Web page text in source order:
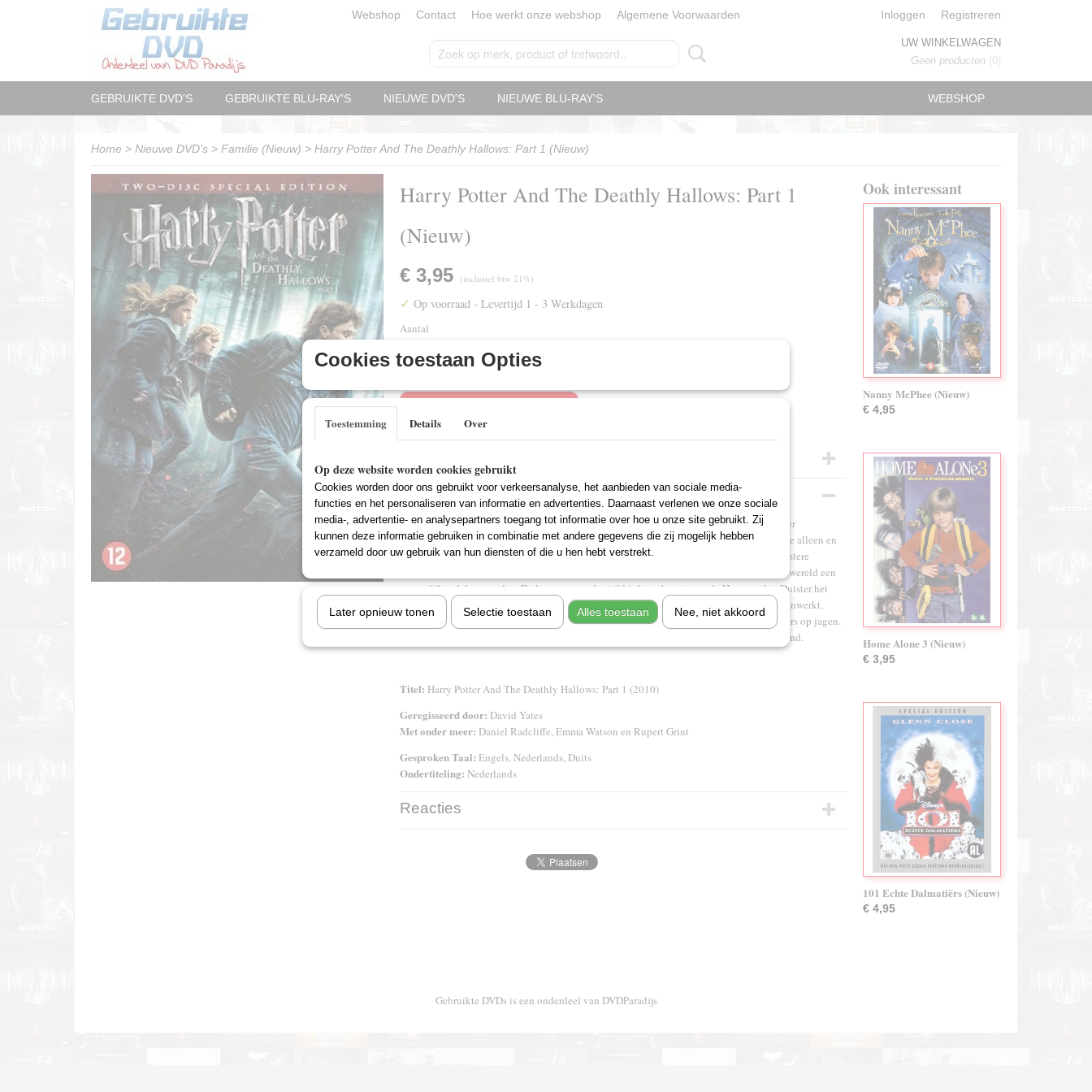
Webshop Contact Hoe werkt onze webshop Algemene Voorwaarden Inloggen Registreren
UW WINKELWAGEN
Geen producten (0)
WEBSHOP
GEBRUIKTE DVD'S GEBRUIKTE BLU-RAY'S NIEUWE DVD'S NIEUWE BLU-RAY'S
Home > Nieuwe DVD's > Familie (Nieuw) > Harry Potter And The Deathly Hallows: Part 1 (Nieuw)
Harry Potter And The Deathly Hallows: Part 1
(Nieuw)
€ 3,95 (inclusief btw 21%)
✓ Op voorraad - Levertijd 1 - 3 Werkdagen
Aantal
EAN code 5051888073636
Omschrijving
Harry, Ron en Hermelien beginnen aan hun levensgevaarlijke missie om het geheim achter
Voldemorts onsterfelijkheid en macht te vinden en vernietigen - de Gruzielementen. Nu ze alleen en
op de vlucht zijn, moeten de vrienden meer dan ooit op elkaar vertrouwen… maar de Duistere
Krachten die hen omgeven, dreigen hen uit elkaar te drijven. Ondertussen is de tovenaarswereld een
gevaarlijke plek geworden. De lang gevreesde strijd is losgebarsten nu de Heer van het Duister het
Ministerie van Toverkunst en zelfs Zweinstein heeft overgenomen. Iedereen die hem tegenwerkt,
wordt geterroriseerd en gearresteerd. De Uitverkorene is nu de prooi waar alle Dooddoeners op jagen.
Ze hebben de opdracht gekregen Harry op te pakken en naar Voldemort te brengen... levend.
Titel: Harry Potter And The Deathly Hallows: Part 1 (2010)
Geregisseerd door: David Yates
Met onder meer: Daniel Radcliffe, Emma Watson en Rupert Grint
Gesproken Taal: Engels, Nederlands, Duits
Ondertiteling: Nederlands
Reacties
Ook interessant
Nanny McPhee (Nieuw)
€ 4,95
Home Alone 3 (Nieuw)
€ 3,95
101 Echte Dalmatiërs (Nieuw)
€ 4,95
Gebruikte DVDs is een onderdeel van DVDParadijs
Cookies toestaan Opties
Toestemming Details Over
Op deze website worden cookies gebruikt
Cookies worden door ons gebruikt voor verkeersanalyse, het aanbieden van sociale media-
functies en het personaliseren van informatie en advertenties. Daarnaast verlenen we onze sociale
media-, advertentie- en analysepartners toegang tot informatie over hoe u onze site gebruikt. Zij
kunnen deze informatie gebruiken in combinatie met andere gegevens die zij mogelijk hebben
verzameld door uw gebruik van hun diensten of die u hen hebt verstrekt.
Later opnieuw tonen Selectie toestaan Alles toestaan Nee, niet akkoord